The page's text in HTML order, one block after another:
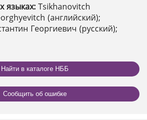
языках: Tsikhanovitch
(английский);
Георгиевич (русский);
Найти в каталоге НББ
Сообщить об ошибке